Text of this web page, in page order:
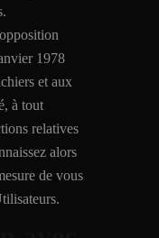
1978
et aux
à tout
relatives
alors
de vous